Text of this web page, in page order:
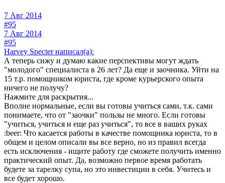
7 Авг 2014
#95
7 Авг 2014
#95
Harvey Specter написал(а):
А теперь сижу и думаю какие перспективы могут ждать
"молодого" специалиста в 26 лет? Да еще и заочника. Уйти на
15 т.р. помощником юриста, где кроме курьерского опыта
ничего не получу?
Нажмите для раскрытия...
Вполне нормальные, если вы готовы учиться сами, т.к. сами
понимаете, что от "заочки" пользы не много. Если готовы
"учиться, учиться и еще раз учиться", то все в ваших руках
:beer: Что касается работы в качестве помощника юриста, то в
общем и целом описали вы все верно, но из правил всегда
есть исключения - ищите работу где сможете получить именно
практический опыт. Да, возможно первое время работать
будете за тарелку супа, но это инвестиции в себя. Учитесь и
все будет хорошо.